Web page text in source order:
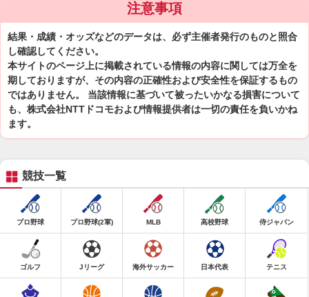
注意事項
結果・成績・オッズなどのデータは、必ず主催者発行のものと照合
し確認してください。
本サイトのページ上に掲載されている情報の内容に関しては万全を
期しておりますが、その内容の正確性および安全性を保証するもの
ではありません。 当該情報に基づいて被ったいかなる損害について
も、株式会社NTTドコモおよび情報提供者は一切の責任を負いかね
ます。
競技一覧
プロ野球 プロ野球(2軍) MLB 高校野球 侍ジャパン
ゴルフ Jリーグ 海外サッカー 日本代表 テニス